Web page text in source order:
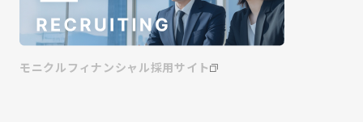
モニクルフィナンシャル採用サイト